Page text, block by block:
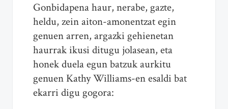
Gonbidapena haur, nerabe, gazte,
heldu, zein aiton-amonentzat egin
genuen arren, argazki gehienetan
haurrak ikusi ditugu jolasean, eta
honek duela egun batzuk aurkitu
genuen Kathy Williams-en esaldi bat
ekarri digu gogora: